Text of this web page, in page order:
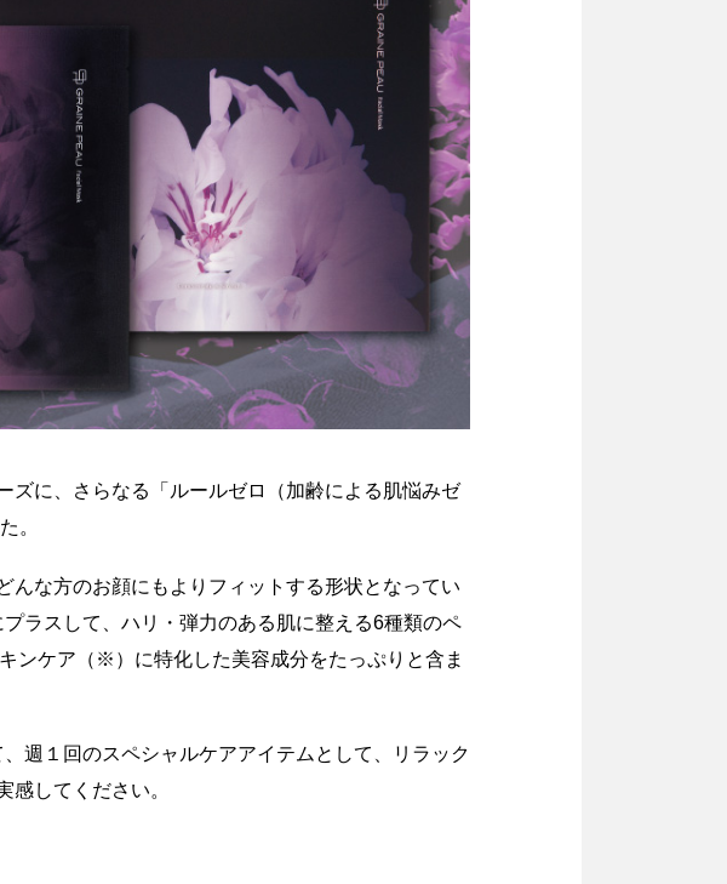
に、さらなる「ルールゼロ（加齢による肌悩みゼ
。
んな方のお顔にもよりフィットする形状となってい
ラスして、ハリ・弾力のある肌に整える6種類のペ
ンケア（※）に特化した美容成分をたっぷりと含ま
週１回のスペシャルケアアイテムとして、リラック
してください。